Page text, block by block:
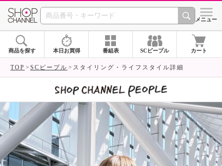
SHOP CHANNEL シメニュー
商品を探す 本日お買得 番組表 SCピープル カート
TOP SCピープル スタイリング・ライフスタイル詳細